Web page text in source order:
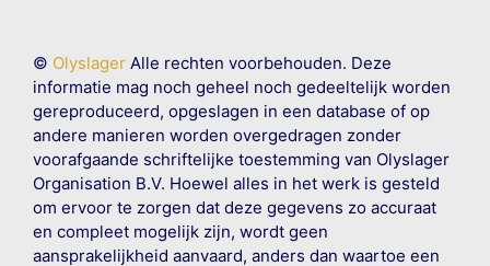
© OlyslagerAlle rechten voorbehouden. Deze
informatie mag noch geheel noch gedeeltelijk worden
gereproduceerd, opgeslagen in een database of op
andere manieren worden overgedragen zonder
voorafgaande schriftelijke toestemming van Olyslager
Organisation B.V. Hoewel alles in het werk is gesteld
om ervoor te zorgen dat deze gegevens zo accuraat
en compleet mogelijk zijn, wordt geen
aansprakelijkheid aanvaard, anders dan waartoe een